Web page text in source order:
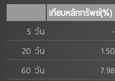
เทียบหลักทรัพย์(%)
5 วัน
-
20 วัน
1.50
60 วัน
7.98